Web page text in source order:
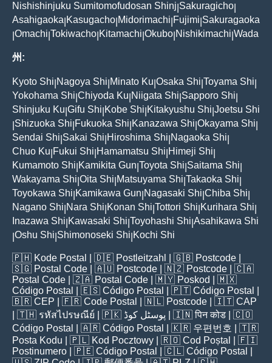
Nishishinjuku Sumitomofudosan Shinj Sakuragicho
Asahigaoka Kasugacho Midorimachi Fujimi Sakuragaoka
Omachi Tokiwacho Kitamachi Okubo Nishikimachi Wada
州:
Kyoto Shi Nagoya Shi Minato Ku Osaka Shi Toyama Shi
Yokohama Shi Chiyoda Ku Niigata Shi Sapporo Shi
Shinjuku Ku Gifu Shi Kobe Shi Kitakyushu Shi Joetsu Shi
Shizuoka Shi Fukuoka Shi Kanazawa Shi Okayama Shi
Sendai Shi Sakai Shi Hiroshima Shi Nagaoka Shi
Chuo Ku Fukui Shi Hamamatsu Shi Himeji Shi
Kumamoto Shi Kamikita Gun Toyota Shi Saitama Shi
Wakayama Shi Oita Shi Matsuyama Shi Takaoka Shi
Toyokawa Shi Kamikawa Gun Nagasaki Shi Chiba Shi
Nagano Shi Nara Shi Konan Shi Tottori Shi Kurihara Shi
Inazawa Shi Kawasaki Shi Toyohashi Shi Asahikawa Shi
Oshu Shi Shimonoseki Shi Kochi Shi
🇵🇭 Kode Postal | 🇩🇪 Postleitzahl | 🇬🇧 Postcode
🇸🇬 Postal Code | 🇦🇺 Postcode | 🇳🇿 Postcode | 🇨🇦
Postal Code | 🇿🇦 Postal Code | 🇲🇾 Poskod
| 🇲🇽
Código Postal
| 🇪🇸 Código Postal | 🇵🇹 Código Postal
🇧🇷 CEP | 🇫🇷 Code Postal | 🇳🇱 Postcode | 🇮🇹 CAP
| 🇹🇭 รหัสไปรษณีย์ | 🇵🇰 پوسٹل کوڈ | 🇮🇳पिन कोड | 🇨🇴
Código Postal
| 🇦🇷 Código Postal | 🇰🇷 우편번호
| 🇹🇷
Posta Kodu | 🇵🇱 Kod Pocztowy | 🇷🇴 Cod Poștal
| 🇫🇮
Postinumero | 🇵🇪 Código Postal | 🇨🇱 Código Postal